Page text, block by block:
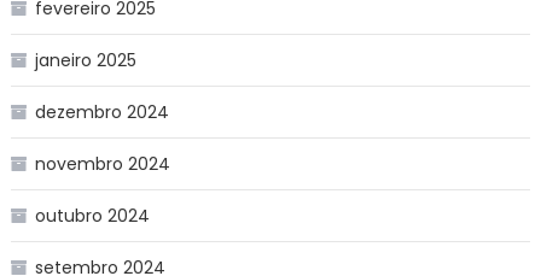
fevereiro 2025
janeiro 2025
dezembro 2024
novembro 2024
outubro 2024
setembro 2024